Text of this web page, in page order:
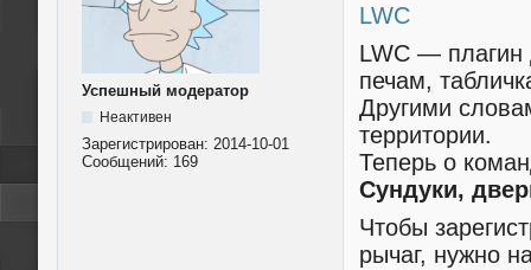
Успешный модератор
Неактивен
Зарегистрирован: 2014-10-01
Сообщений: 169
LWC
LWC — плагин
печам,
Другими
территории.
Теперь о
Сундуки,
Чтобы
рычаг, нужно